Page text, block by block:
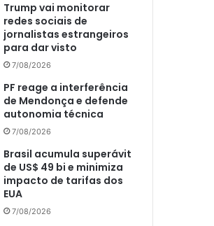
Trump vai monitorar
redes sociais de
jornalistas estrangeiros
para dar visto
7/08/2026
PF reage a interferência
de Mendonça e defende
autonomia técnica
7/08/2026
Brasil acumula superávit
de US$ 49 bi e minimiza
impacto de tarifas dos
EUA
7/08/2026